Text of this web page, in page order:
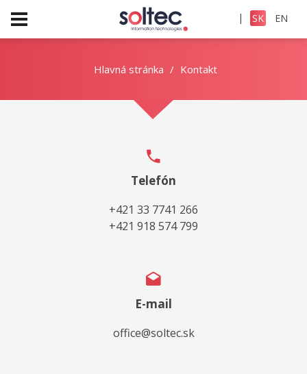
| SK EN
Hlavná stránka Kontakt
Telefón
+421 33 7741 266
+421 918 574 799
E-mail
office@soltec.sk